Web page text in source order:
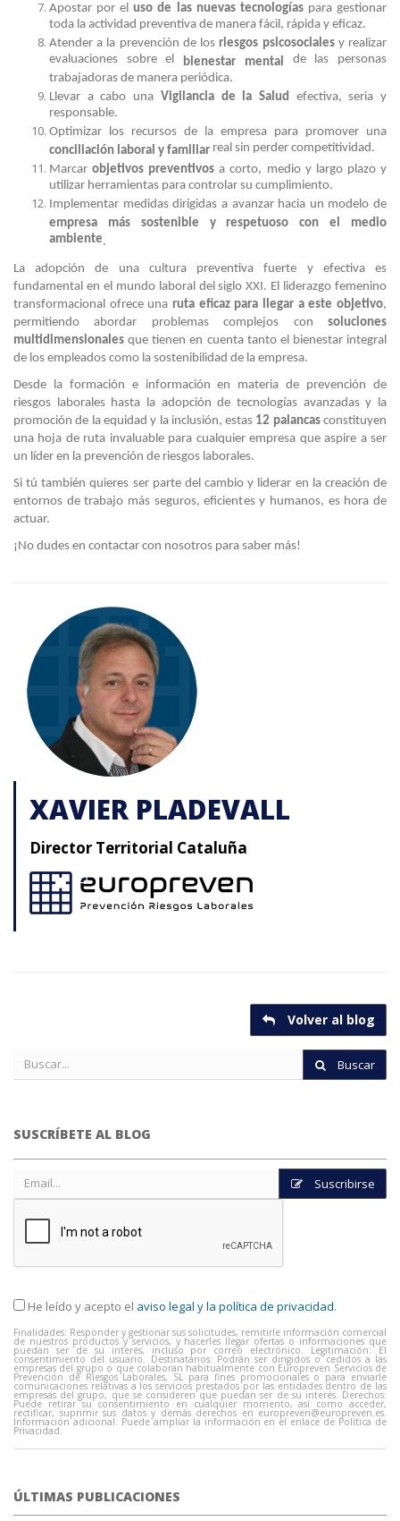
Apostar por eluso de las nuevas tecnologíaspara gestionar
toda la actividad preventiva de manera fácil, rápida y eficaz.
Atender a la prevención de losriesgos psicosociales y realizar
evaluaciones sobre el bienestar mental de las personas
trabajadoras de manera periódica.
Llevar a cabo una Vigilancia de la Salud efectiva, seria y
responsable.
Optimizar los recursos de la empresa para promover una
conciliación laboral y familiar real sin perder competitividad.
Marcarobjetivos preventivosa corto, medio y largo plazo y
utilizar herramientas para controlar su cumplimiento.
Implementar medidas dirigidas a avanzar hacia un modelo de
empresa más sostenible y respetuoso con el medio
ambiente.
La adopción de una cultura preventiva fuerte y efectiva es
fundamental en el mundo laboral del siglo XXI. El liderazgo femenino
transformacional ofrece una ruta eficaz para llegar a este objetivo,
permitiendo abordar problemas complejos con soluciones
multidimensionales que tienen en cuenta tanto el bienestar integral
de los empleados como la sostenibilidad de la empresa.
Desde la formación e información en materia de prevención de
riesgos laborales hasta la adopción de tecnologías avanzadas y la
promoción de la equidad y la inclusión, estas 12 palancasconstituyen
una hoja de ruta invaluable para cualquier empresa que aspire a ser
un líder en la prevención de riesgos laborales.
Si tú también quieres ser parte del cambio y liderar en la creación de
entornos de trabajo más seguros, eficientes y humanos, es hora de
actuar.
¡No dudes en contactar con nosotros para saber más!
XAVIER PLADEVALL
Director Territorial Cataluña
Volver al blog
Buscar
SUSCRÍBETE AL BLOG
Suscribirse
He leído y acepto el aviso legal y la política de privacidad.
Finalidades: Responder y gestionar sus solicitudes, remitirle información comercial
de nuestros productos y servicios, y hacerles llegar ofertas o informaciones que
puedan ser de su interés, incluso por correo electrónico. Legitimación: El
consentimiento del usuario. Destinatarios: Podrán ser dirigidos o cedidos a las
empresas del grupo o que colaboran habitualmente con Europreven Servicios de
Prevención de Riesgos Laborales, SL para fines promocionales o para enviarle
comunicaciones relativas a los servicios prestados por las entidades dentro de las
empresas del grupo, que se consideren que puedan ser de su interés. Derechos:
Puede retirar su consentimiento en cualquier momento, así como acceder,
rectificar, suprimir sus datos y demás derechos en europreven@europreven.es.
Información adicional: Puede ampliar la información en el enlace de Política de
Privacidad.
ÚLTIMAS PUBLICACIONES